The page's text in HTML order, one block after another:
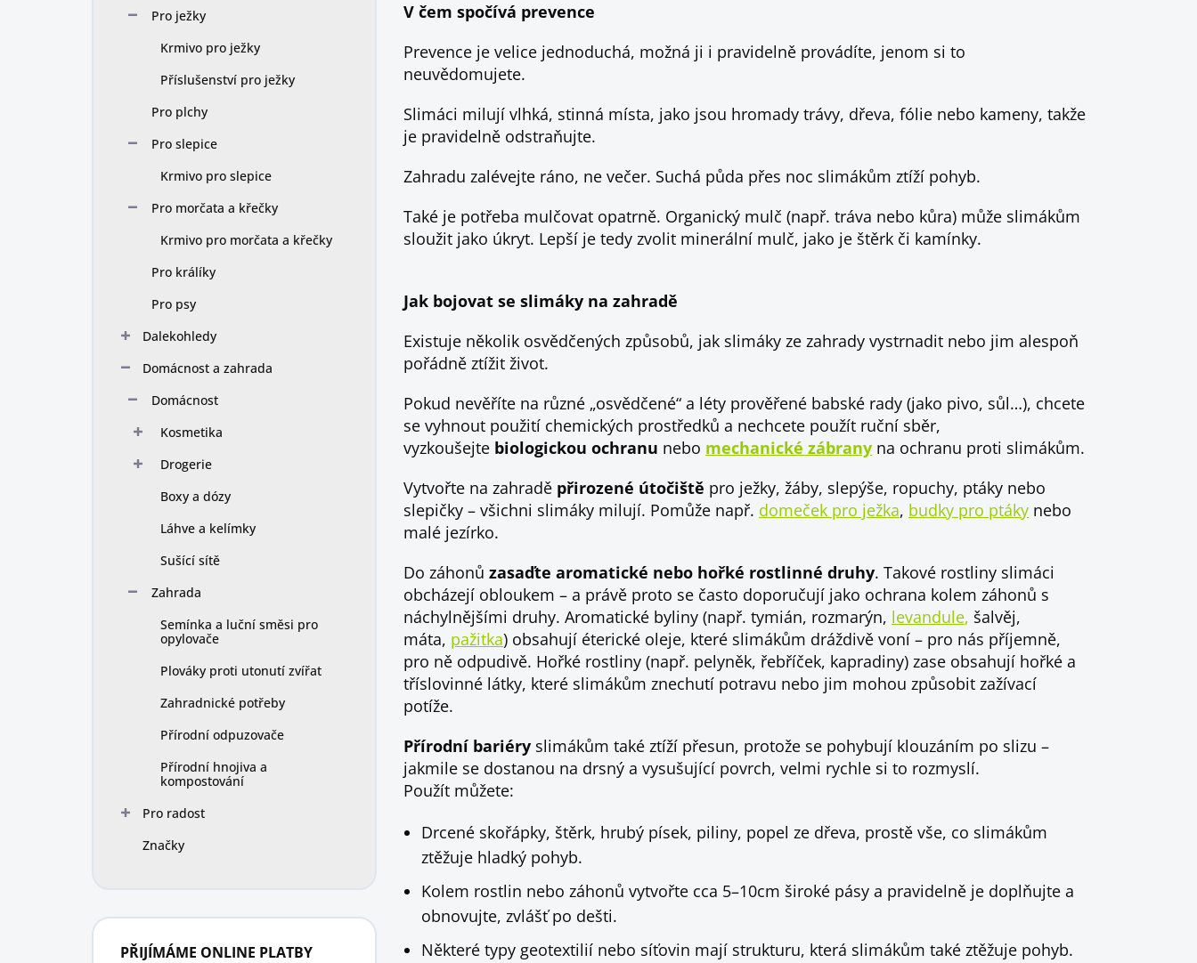
Pro ježky
Krmivo pro ježky
Příslušenství pro ježky
Pro plchy
Pro slepice
Krmivo pro slepice
Pro morčata a křečky
Krmivo pro morčata a křečky
Pro králíky
Pro psy
Dalekohledy
Domácnost a zahrada
Domácnost
Kosmetika
Drogerie
Boxy a dózy
Láhve a kelímky
Sušící sítě
Zahrada
Semínka a luční směsi pro
opylovače
Plováky proti utonutí zvířat
Zahradnické potřeby
Přírodní odpuzovače
Přírodní hnojiva a
kompostování
Pro radost
Značky
PŘIJÍMÁME ONLINE PLATBY
V čem spočívá prevence
Prevence je velice jednoduchá, možná ji i pravidelně provádíte, jenom si to
neuvědomujete.
Slimáci milují vlhká, stinná místa, jako jsou hromady trávy, dřeva, fólie nebo kameny, takže
je pravidelně odstraňujte.
Zahradu zalévejte ráno, ne večer. Suchá půda přes noc slimákům ztíží pohyb.
Také je potřeba mulčovat opatrně. Organický mulč (např. tráva nebo kůra) může slimákům
sloužit jako úkryt. Lepší je tedy zvolit minerální mulč, jako je štěrk či kamínky.
Jak bojovat se slimáky na zahradě
Existuje několik osvědčených způsobů, jak slimáky ze zahrady vystrnadit nebo jim alespoň
pořádně ztížit život.
Pokud nevěříte na různé „osvědčené“ a léty prověřené babské rady (jako pivo, sůl…), chcete
se vyhnout použití chemických prostředků a nechcete použít ruční sběr,
vyzkoušejte biologickou ochranu nebo mechanické zábrany na ochranu proti slimákům.
Vytvořte na zahradě přirozené útočiště pro ježky, žáby, slepýše, ropuchy, ptáky nebo
slepičky – všichni slimáky milují. Pomůže např. domeček pro ježka, budky pro ptáky nebo
malé jezírko.
Do záhonů zasaďte aromatické nebo hořké rostlinné druhy. Takové rostliny slimáci
obcházejí obloukem – a právě proto se často doporučují jako ochrana kolem záhonů s
náchylnějšími druhy. Aromatické byliny (např. tymián, rozmarýn, levandule, šalvěj,
máta, pažitka) obsahují éterické oleje, které slimákům dráždivě voní – pro nás příjemně,
pro ně odpudivě. Hořké rostliny (např. pelyněk, řebříček, kapradiny) zase obsahují hořké a
tříslovinné látky, které slimákům znechutí potravu nebo jim mohou způsobit zažívací
potíže.
Přírodní bariéry slimákům také ztíží přesun, protože se pohybují klouzáním po slizu –
jakmile se dostanou na drsný a vysušující povrch, velmi rychle si to rozmyslí.
Použít můžete:
Drcené skořápky, štěrk, hrubý písek, piliny, popel ze dřeva, prostě vše, co slimákům
ztěžuje hladký pohyb.
Kolem rostlin nebo záhonů vytvořte cca 5–10cm široké pásy a pravidelně je doplňujte a
obnovujte, zvlášť po dešti.
Některé typy geotextilií nebo síťovin mají strukturu, která slimákům také ztěžuje pohyb.